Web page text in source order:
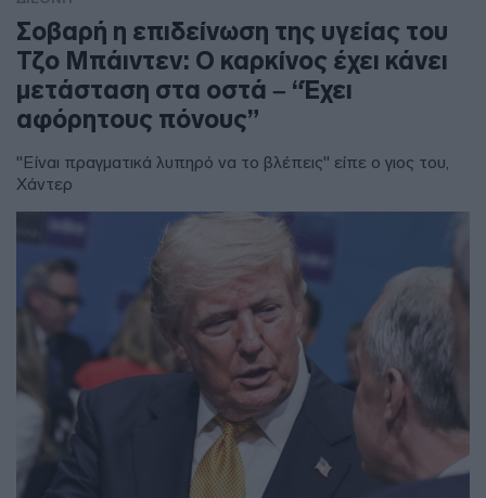
Σοβαρή η επιδείνωση της υγείας του
Τζο Μπάιντεν: Ο καρκίνος έχει κάνει
μετάσταση στα οστά – “Έχει
αφόρητους πόνους”
"Είναι πραγματικά λυπηρό να το βλέπεις" είπε ο γιος του,
Χάντερ